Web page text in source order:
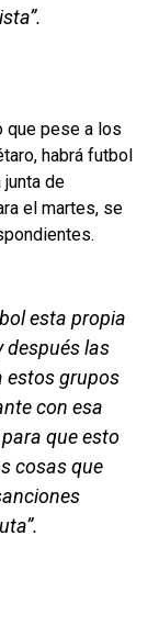
que pese a los
habrá futbol
de
el martes, se
esta propia
después las
estos grupos
con esa
que esto
cosas que